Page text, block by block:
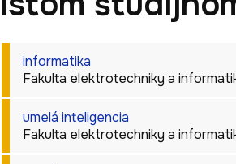
informatika
Fakulta elektrotechniky a
umelá inteligencia
Fakulta elektrotechniky a